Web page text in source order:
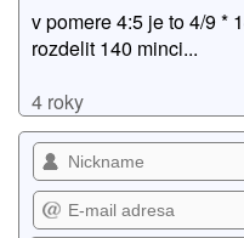
v pomere 4:5 je to 4/9 *
rozdelit 140 minci...
4 roky